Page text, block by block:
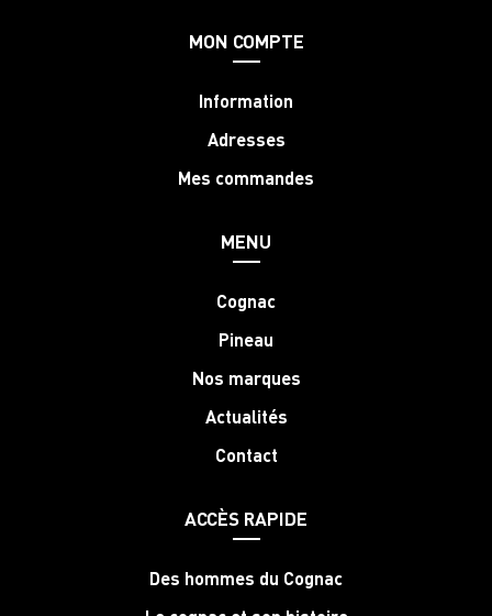
MON COMPTE
Information
Adresses
Mes commandes
MENU
Cognac
Pineau
Nos marques
Actualités
Contact
ACCÈS RAPIDE
Des hommes du Cognac